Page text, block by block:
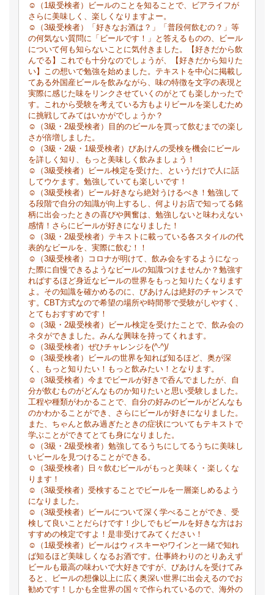
☺（1級受検者）ビールのことを知ることで、ビアライフが
さらに美味しく、楽しくなりますよー。
☺（3級受検者）「好きなお酒は？」「普段何飲むの？」等
の何気ない質問に「ビールです！」と答えるものの、ビール
について何も知らないことに気付きました。【好きだから飲
んでる】これでも十分なのでしょうが、【好きだから知りた
い】この想いで勉強を始めました。テキストを中心に掲載し
てある外国産ビールを飲みながら、味の特徴を文字の表現と
実際に感じた味をリンクさせていくのがとても楽しかったで
す。これから受験を考えている方もよりビールを楽しむため
に挑戦してみてはいかがでしょうか？
☺（3級・2級受検者）目的のビールを買って飲むまでの楽し
さが倍増しました。
☺（3級・2級・1級受検者）びあけんの受検を機会にビール
を詳しく知り、もっと美味しく飲みましょう！
☺（3級受検者）ビール検定を受けた、というだけで人に話
してウケます。勉強していても楽しいです！
☺（3級受検者）ビール好きなら絶対うけるべき！勉強して
る段階で自分の知識が向上するし、何よりお店で知ってる銘
柄に出会ったときの喜びや興奮は、勉強しないと味わえない
感情！さらにビールが好きになりました！
☺（3級・2級受検者）テキストに載っている各スタイルの代
表的なビールを、実際に飲む！！
☺（3級受検者）コロナが明けて、飲み会をするようになっ
た際に自慢できるようなビールの知識つけませんか？勉強す
ればするほど身近なビールの世界をもっと知りたくなります
よ。その知識を確かめるのに、びあけんは絶好のチャンスで
す。CBT方式なので希望の場所や時間帯で受験がしやすく、
とてもおすすめです！
☺（3級・2級受検者）ビール検定を受けたことで、飲み会の
ネタができました。みんな興味を持ってくれます。
☺（3級受検者）ぜひチャレンジを(^-^)/
☺（3級受検者）ビールの世界を知れば知るほど、奥が深
く、もっと知りたい！もっと飲みたい！となります。
☺（3級受検者）今までビールが好きで呑んでましたが、自
分が飲むものがどんなものか知りたいと思い受験しました。
工程や種類がわかることで、自分の好みのビールがどんなも
のかわかることができ、さらにビールが好きになりました。
また、ちゃんと飲み過ぎたときの症状についてもテキストで
学ぶことができてとても身になりました。
☺（3級・2級受検者）勉強してるうちにしてるうちに美味し
いビールを見つけることができる。
☺（3級受検者）日々飲むビールがもっと美味く・楽しくな
ります！
☺（3級受検者）受検することでビールを一層楽しめるよう
になりました。
☺（3級受検者）ビールについて深く学べることができ、受
検して良いことだらけです！少しでもビールを好きな方はお
すすめの検定ですよ！是非受けてみてください！
☺（1級受検者）ビールはウィスキーやワインと一緒で知れ
ば知るほど美味しくなるお酒です。仕事終わりのとりあえず
ビールも最高の味わいで大好きですが、びあけんを受けてみ
ると、ビールの想像以上に広く奥深い世界に出会えるのでお
勧めです！しかも全世界の国々で作られているので、海外の